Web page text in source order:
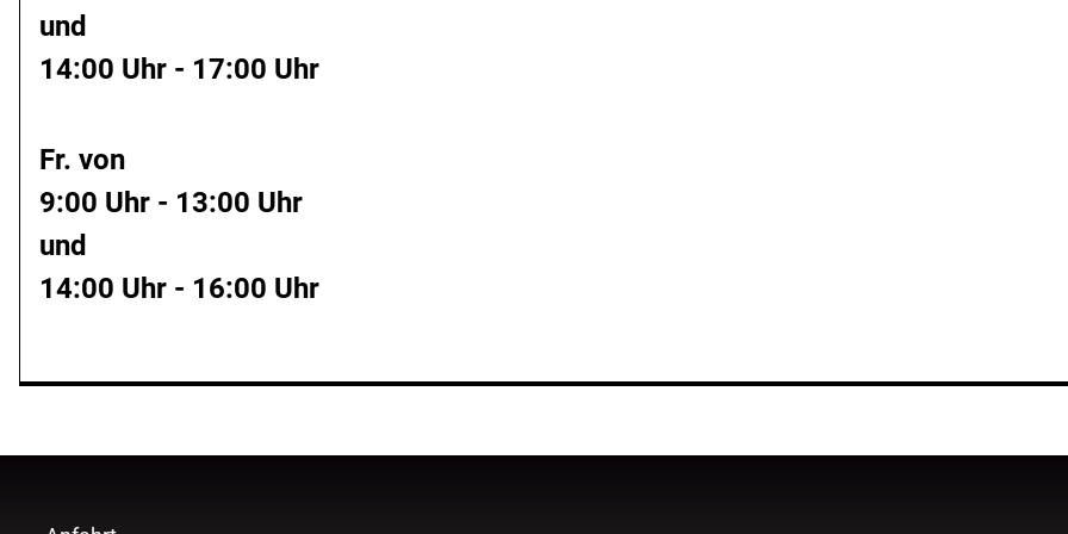
und
14:00 Uhr - 17:00 Uhr
Fr. von
9:00 Uhr - 13:00 Uhr
und
14:00 Uhr - 16:00 Uhr